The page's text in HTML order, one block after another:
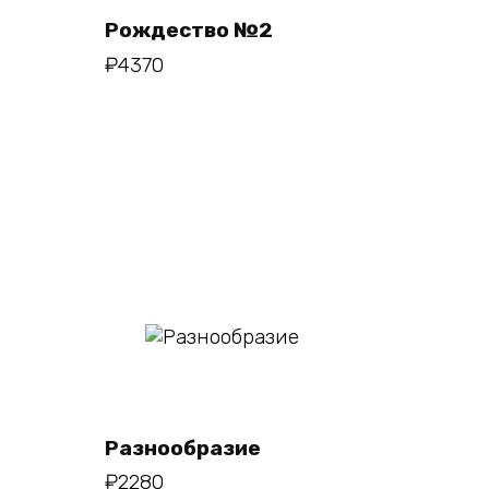
Рождество №2
₽4370
Разнообразие
₽2280